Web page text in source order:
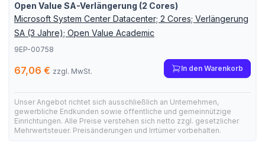
Open Value SA-Verlängerung (2 Cores)
Microsoft System Center Datacenter; 2 Cores; Verlängerung
SA (3 Jahre); Open Value Academic
9EP-00758
67,06 € zzgl. MwSt. In den Warenkorb
Unser Angebot richtet sich ausschließlich an Unternehmen,
gewerbliche Endkunden sowie öffentliche und gemeinnützige
Einrichtungen. Alle Preise verstehen sich netto zzgl. gesetzlicher
Mehrwertsteuer. Preisänderungen und Irrtümer vorbehalten.